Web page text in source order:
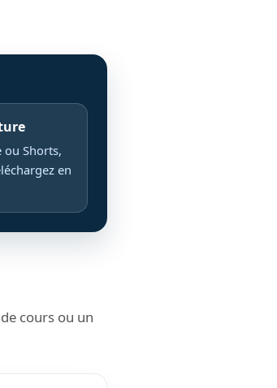
ou Shorts,
en
cours ou un